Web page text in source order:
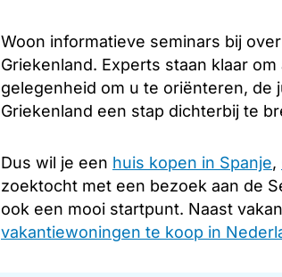
Woon informatieve seminars bij
Griekenland. Experts staan klaar
gelegenheid om u te oriënteren, de
Griekenland een stap dichterbij te
Dus wil je een huis kopen in Spanje,
zoektocht met een bezoek aan de
ook een mooi startpunt. Naast
vakantiewoningen te koop in